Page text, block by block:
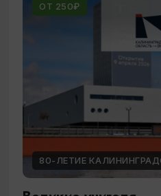
ОТ 250₽
80-ЛЕТИЕ